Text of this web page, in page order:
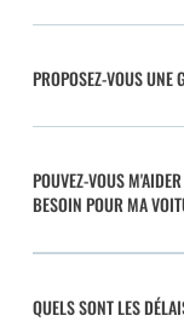
PROPOSEZ-VOUS UNE
POUVEZ-VOUS
BESOIN POUR MA
QUELS SONT LES